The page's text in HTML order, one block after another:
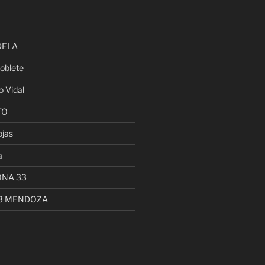
Vidal
33
MENDOZA